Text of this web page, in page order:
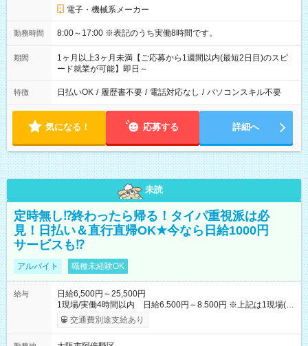
電子・機械系メーカー
勤務時間 8:00～17:00 ※表記のうち実働8時間です。
期間
1ヶ月以上3ヶ月未満【ご応募から1週間以内(最短2日目)のスピ
ード就業が可能】即日～
特徴 日払いOK / 履歴書不要 / 電話対応なし / パソコンスキル不要
気になる！ 応募する 詳細へ
未読
定時無し⁉終わったら帰る！タイパ重視派は必
見！日払い＆直行直帰OK★今なら日給1000円
サービスも⁉
アルバイト 職種未経験OK
給与
日給6,500円～25,500円
1現場/実働4時間以内 日給6.500円～8.500円 ※上記は1現場(実
働4時間以内)あたりの給与です ※基本は1日あたり2現場(実働8
時間以内)をお任せします。その場合の支給額は日給1,3000円で
交通費別途支給あり